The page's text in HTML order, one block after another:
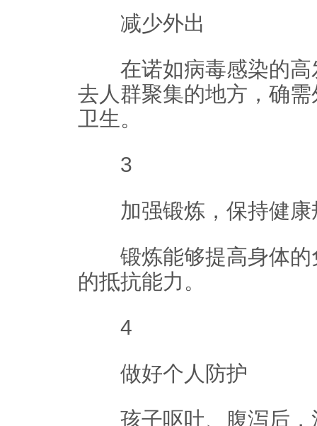
减少外出
在诺如病毒感染的高
去人群聚集的地方，确
卫生。
3
加强锻炼，保持健康
锻炼能够提高身体的
的抵抗能力。
4
做好个人防护
孩子呕吐、腹泻后，